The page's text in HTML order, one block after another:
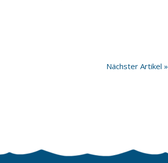
Nächster Artikel »